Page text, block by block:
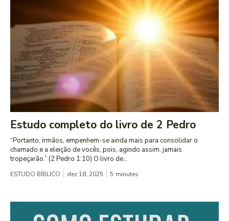
Estudo completo do livro de 2 Pedro
“Portanto, irmãos, empenhem-se ainda mais para consolidar o
chamado e a eleição de vocês, pois, agindo assim, jamais
tropeçarão.” (2 Pedro 1:10) O livro de...
ESTUDO BÍBLICO dez 18, 2025 5 minutes